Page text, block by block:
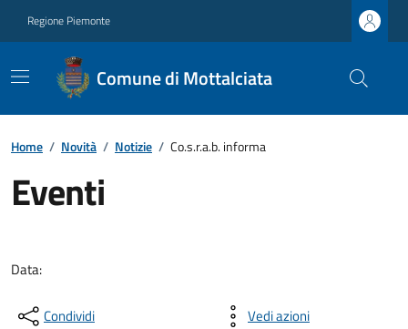
Regione Piemonte
Comune di Mottalciata
Home / Novità / Notizie / Co.s.r.a.b. informa
Eventi
Data:
Condividi Vedi azioni